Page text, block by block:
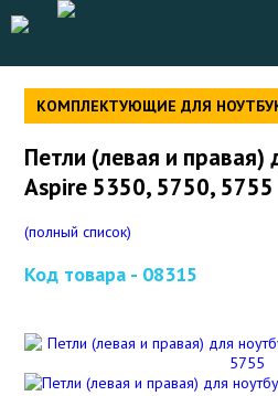
КОМПЛЕКТУЮЩИЕ ДЛЯ
Петли (левая и правая)
Aspire 5350, 5750, 5755
(полный список)
Код товара - 08315